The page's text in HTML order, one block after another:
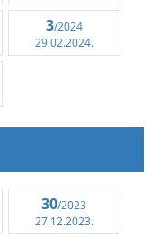
3/2024
29.02.2024.
30/2023
27.12.2023.